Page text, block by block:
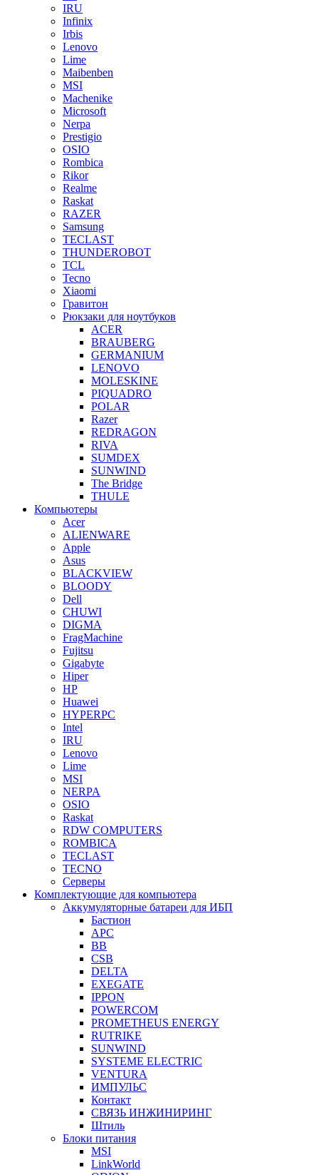
IRU
Infinix
Irbis
Lenovo
Lime
Maibenben
MSI
Machenike
Microsoft
Nerpa
Prestigio
OSIO
Rombica
Rikor
Realme
Raskat
RAZER
Samsung
TECLAST
THUNDEROBOT
TCL
Tecno
Xiaomi
Гравитон
Рюкзаки для ноутбуков
ACER
BRAUBERG
GERMANIUM
LENOVO
MOLESKINE
PIQUADRO
POLAR
Razer
REDRAGON
RIVA
SUMDEX
SUNWIND
The Bridge
THULE
Компьютеры
Acer
ALIENWARE
Apple
Asus
BLACKVIEW
BLOODY
Dell
CHUWI
DIGMA
FragMachine
Fujitsu
Gigabyte
Hiper
HP
Huawei
HYPERPC
Intel
IRU
Lenovo
Lime
MSI
NERPA
OSIO
Raskat
RDW COMPUTERS
ROMBICA
TECLAST
TECNO
Серверы
Комплектующие для компьютера
Аккумуляторные батареи для ИБП
Бастион
APC
BB
CSB
DELTA
EXEGATE
IPPON
POWERCOM
PROMETHEUS ENERGY
RUTRIKE
SUNWIND
SYSTEME ELECTRIC
VENTURA
ИМПУЛЬС
Контакт
СВЯЗЬ ИНЖИНИРИНГ
Штиль
Блоки питания
MSI
LinkWorld